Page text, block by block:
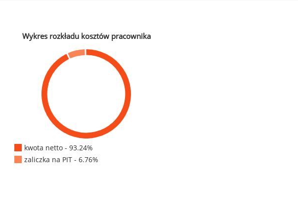
Wykres rozkładu kosztów pracownika
kwota netto - 93.24%
zaliczka na PIT - 6.76%